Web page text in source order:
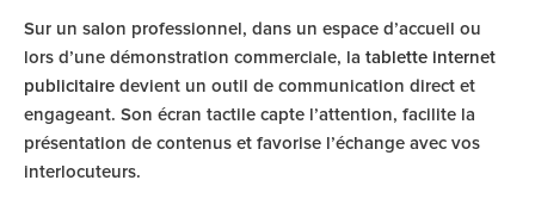
Sur un salon professionnel, dans un espace d’accueil ou
lors d’une démonstration commerciale, la tablette internet
publicitaire devient un outil de communication direct et
engageant. Son écran tactile capte l’attention, facilite la
présentation de contenus et favorise l’échange avec vos
interlocuteurs.